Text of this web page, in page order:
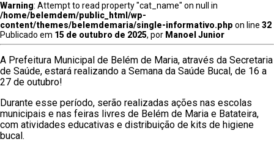
Warning: Attempt to read property "cat_name" on null in
/home/belemdem/public_html/wp-
content/themes/belemdemaria/single-informativo.php on line 32
Publicado em 15 de outubro de 2025, por Manoel Junior
A Prefeitura Municipal de Belém de Maria, através da Secretaria
de Saúde, estará realizando a Semana da Saúde Bucal, de 16 a
27 de outubro!
Durante esse período, serão realizadas ações nas escolas
municipais e nas feiras livres de Belém de Maria e Batateira,
com atividades educativas e distribuição de kits de higiene
bucal.